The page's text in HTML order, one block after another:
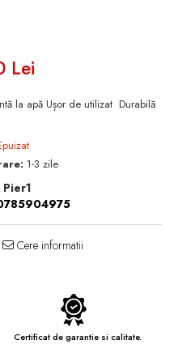
Lei
la apă Ușor de utilizat Durabilă
1-3 zile
Pier1
Cere informatii
Certificat de garantie si calitate.